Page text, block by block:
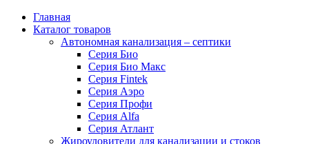
Главная
Каталог товаров
Автономная канализация – септики
Серия Био
Серия Био Макс
Серия Fintek
Серия Аэро
Серия Профи
Серия Alfa
Серия Атлант
Жироуловители для канализации и стоков